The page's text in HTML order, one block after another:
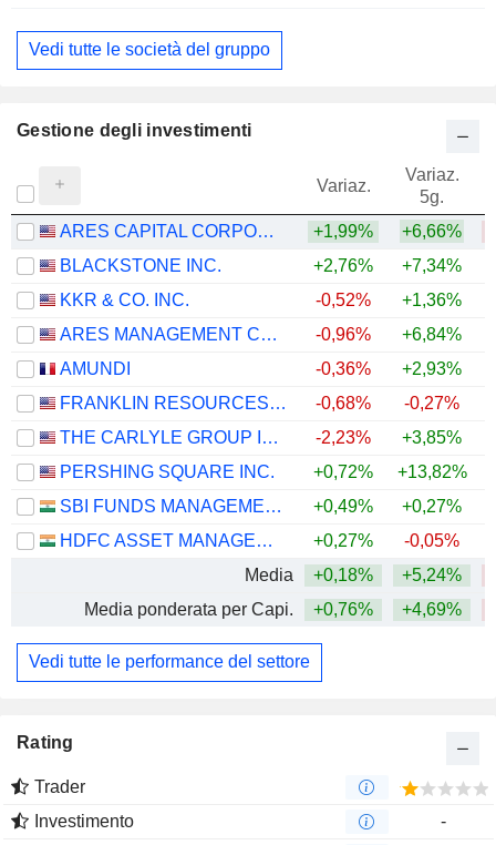
Vedi tutte le società del gruppo
Gestione degli investimenti
Variaz.
Variaz.
5g.
ARES CAPITAL CORPORATION +1,99% +6,66%
BLACKSTONE INC.
+2,76% +7,34%
KKR & CO. INC.
-0,52% +1,36%
ARES MANAGEMENT CORPORATION
-0,96% +6,84%
AMUNDI
-0,36% +2,93%
FRANKLIN RESOURCES, INC.
-0,68% -0,27%
THE CARLYLE GROUP INC.
-2,23% +3,85%
PERSHING SQUARE INC.
+0,72%
+13,82%
SBI FUNDS MANAGEMENT LIMITED
+0,49%
+0,27%
HDFC ASSET MANAGEMENT COMPANY LIMITED
+0,27% -0,05%
Media
+0,18% +5,24%
Media ponderata per Capi.
+0,76% +4,69%
Vedi tutte le performance del settore
Rating
Trader
Investimento
-